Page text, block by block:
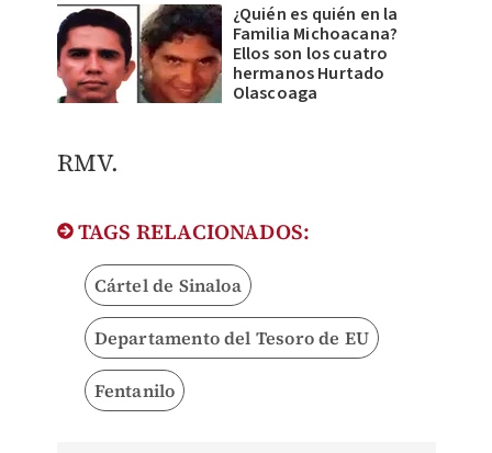
¿Quién es quién en la
Familia Michoacana?
Ellos son los cuatro
hermanos Hurtado
Olascoaga
RMV.
TAGS RELACIONADOS:
Cártel de Sinaloa
Departamento del Tesoro de EU
Fentanilo